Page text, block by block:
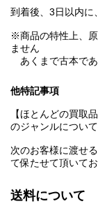
到着後、3日以内に
※商品の特性上、
ません
あくまで古本で
他特記事項
【ほとんどの買取
のジャンルについ
次のお客様に渡せ
て保たせて頂いてお
送料について